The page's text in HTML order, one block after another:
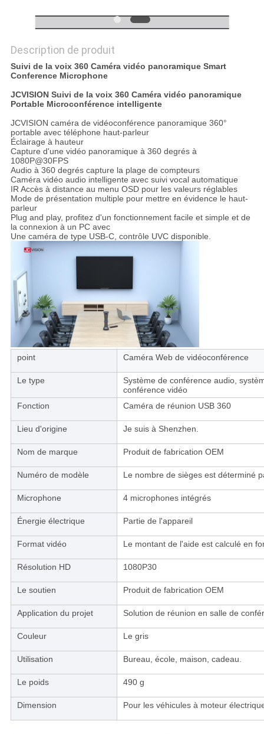
CONFIDENTIALITÉ
Description de produit
Suivi de la voix 360 Caméra vidéo panoramique Smart
Conference Microphone
JCVISION Suivi de la voix 360 Caméra vidéo panoramique
Portable Microconférence intelligente
JCVISION caméra de vidéoconférence panoramique 360°
portable avec téléphone haut-parleur
Éclairage à hauteur
Capture d'une vidéo panoramique à 360 degrés à
1080P@30FPS
Audio à 360 degrés capture la plage de compteurs
Caméra vidéo audio intelligente avec suivi vocal automatique
IR Accès à distance au menu OSD pour les valeurs réglables
Mode de présentation multiple pour mettre en évidence le haut-
parleur
Plug and play, profitez d'un fonctionnement facile et simple et de
la connexion à un PC avec
Une caméra de type USB-C, contrôle UVC disponible.
point Caméra Web de vidéoconférence
Le type
Système de conférence audio,
conférence vidéo
Fonction
Caméra de réunion USB 360
Lieu d'origine Je suis à Shenzhen.
Nom de marque Produit de fabrication OEM
Numéro de modèle Le nombre de sièges est déterminé
Microphone 4 microphones intégrés
Énergie électrique Partie de l'appareil
Format vidéo Le montant de l'aide est calculé en
Résolution HD 1080P30
Le soutien Produit de fabrication OEM
Application du projet Solution de réunion en salle de
Couleur Le gris
Utilisation Bureau, école, maison, cadeau.
Le poids 490 g
Dimension Pour les véhicules à moteur